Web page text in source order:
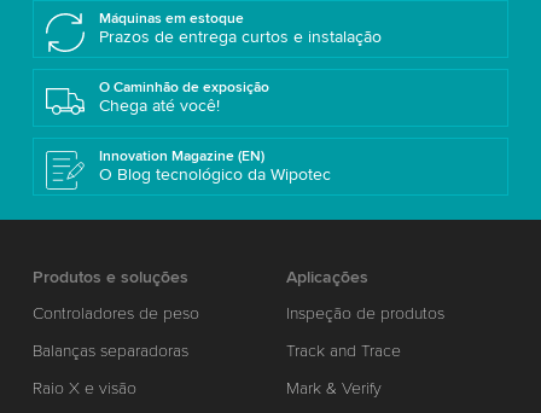
Máquinas em estoque
Prazos de entrega curtos e instalação
O Caminhão de exposição
Chega até você!
Innovation Magazine (EN)
O Blog tecnológico da Wipotec
Produtos e soluções
Controladores de peso
Balanças separadoras
Raio X e visão
Aplicações
Inspeção de produtos
Track and Trace
Mark & Verify